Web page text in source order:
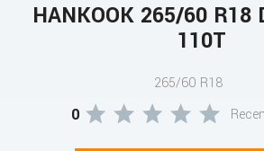
HANKOOK 265/60 R18
110T
265/60 R18
0